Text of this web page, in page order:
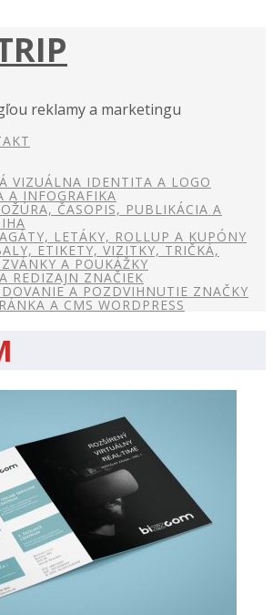
reklamy a marketingu
VIZUÁLNA IDENTITA A LOGO
A INFOGRAFIKA
ČASOPIS, PUBLIKÁCIA A
LETÁKY, ROLLUP A KUPÓNY
ETIKETY, VIZITKY, TRIČKÁ,
A POUKÁŽKY
REDIZAJN ZNAČIEK
A POZDVIHNUTIE ZNAČKY
A CMS WORDPRESS